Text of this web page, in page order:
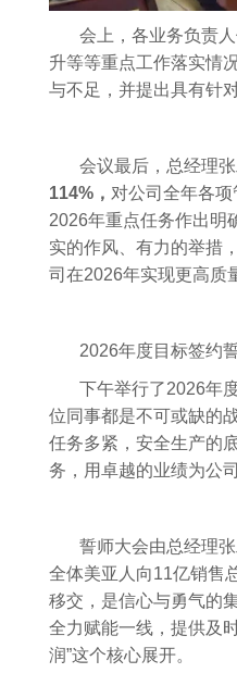
会上，各业务负责
升等等重点工作落实情
与不足，并提出具有针
会议最后，总经理
114%， 对公司全年各
2026年重点任务作出明
实的作风、有力的举措
司在2026年实现更高质
2026年度目标签约
下午举行了2026年
位同事都是不可或缺的
任务多紧，安全生产的
务，用卓越的业绩为公
誓师大会由总经理
全体美亚人向11亿销售
移交，是信心与勇气的
全力赋能一线，提供及
润”这个核心展开。